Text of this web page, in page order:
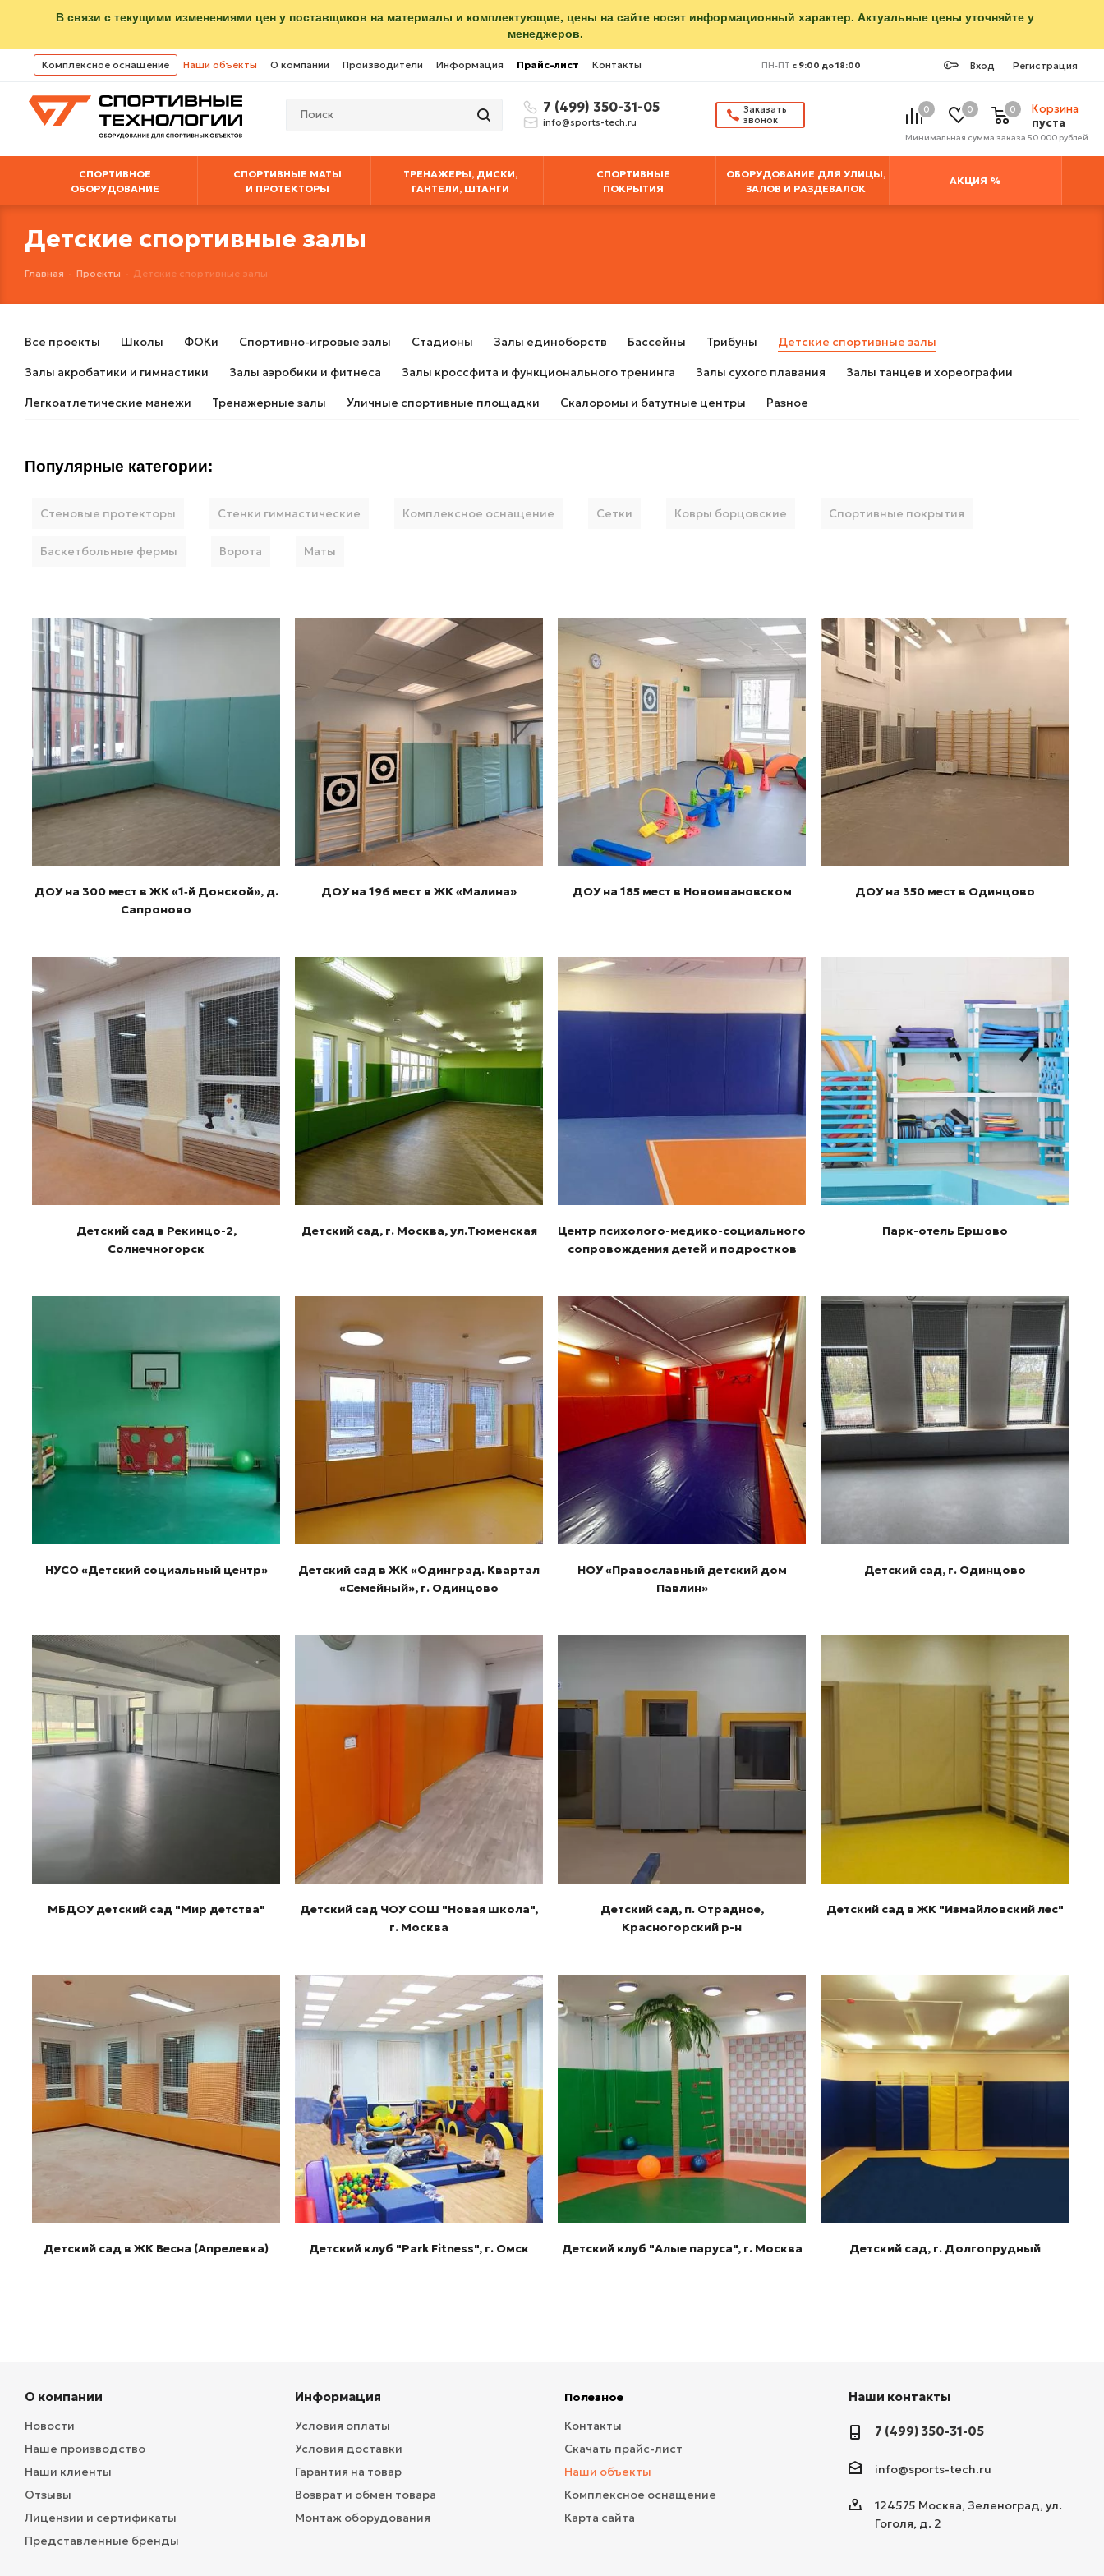
В связи с текущими изменениями цен у поставщиков на материалы и комплектующие, цены на сайте носят информационный характер. Актуальные цены уточняйте у
менеджеров.
Комплексное оснащение Наши объекты О компании Производители Информация Прайс-лист Контакты Вход Регистрация
ПН-ПТ с 9:00 до 18:00
7 (499) 350-31-05
info@sports-tech.ru
Заказать
звонок
0 0
Корзина
пуста
0
Минимальная сумма заказа 50 000 рублей
СПОРТИВНОЕ
ОБОРУДОВАНИЕ
СПОРТИВНЫЕ МАТЫ
И ПРОТЕКТОРЫ
ТРЕНАЖЕРЫ, ДИСКИ,
ГАНТЕЛИ, ШТАНГИ
СПОРТИВНЫЕ
ПОКРЫТИЯ
ОБОРУДОВАНИЕ ДЛЯ УЛИЦЫ,
ЗАЛОВ И РАЗДЕВАЛОК
АКЦИЯ %
Детские спортивные залы
Главная - Проекты - Детские спортивные залы
Все проекты Школы ФОКи Спортивно-игровые залы Стадионы Залы единоборств Бассейны Трибуны Детские спортивные залы
Залы акробатики и гимнастики Залы аэробики и фитнеса Залы кроссфита и функционального тренинга Залы сухого плавания Залы танцев и хореографии
Легкоатлетические манежи Тренажерные залы Уличные спортивные площадки Скалоромы и батутные центры Разное
Популярные категории:
Стеновые протекторы Стенки гимнастические Комплексное оснащение Сетки Ковры борцовские Спортивные покрытия
Баскетбольные фермы Ворота Маты
Подробнее
ДОУ на 300 мест в ЖК «1‑й Донской», д.
Сапроново
Подробнее
ДОУ на 196 мест в ЖК «Малина»
Подробнее
ДОУ на 185 мест в Новоивановском
Подробнее
ДОУ на 350 мест в Одинцово
Подробнее
Детский сад в Рекинцо-2,
Солнечногорск
Подробнее
Детский сад, г. Москва, ул.Тюменская
Центр психолого-медико-социального
сопровождения детей и подростков
Подробнее
Парк-отель Ершово
Подробнее
НУСО «Детский социальный центр»
Подробнее
Детский сад в ЖК «Одинград. Квартал
«Семейный», г. Одинцово
Подробнее
НОУ «Православный детский дом
Павлин»
Подробнее
Детский сад, г. Одинцово
МБДОУ детский сад "Мир детства"
Детский сад ЧОУ СОШ "Новая школа",
г. Москва
Детский сад, п. Отрадное,
Красногорский р-н
Детский сад в ЖК "Измайловский лес"
Подробнее
Детский сад в ЖК Весна (Апрелевка)
Подробнее
Детский клуб "Park Fitness", г. Омск
Подробнее
Детский клуб "Алые паруса", г. Москва Детский сад, г. Долгопрудный
О компании
Новости
Наше производство
Наши клиенты
Отзывы
Лицензии и сертификаты
Представленные бренды
Информация
Условия оплаты
Условия доставки
Гарантия на товар
Возврат и обмен товара
Монтаж оборудования
Полезное
Контакты
Скачать прайс-лист
Наши объекты
Комплексное оснащение
Карта сайта
Наши контакты
7 (499) 350-31-05
info@sports-tech.ru
124575 Москва, Зеленоград, ул.
Гоголя, д. 2